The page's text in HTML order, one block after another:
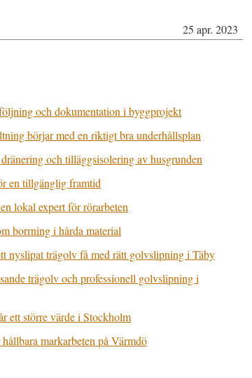
25 apr. 2023
och dokumentation i byggprojekt
börjar med en riktigt bra underhållsplan
och tilläggsisolering av husgrunden
en tillgänglig framtid
lokal expert för rörarbeten
borrning i hårda material
nyslipat trägolv få med rätt golvslipning i Täby
trägolv och professionell golvslipning i
ett större värde i Stockholm
markarbeten på Värmdö